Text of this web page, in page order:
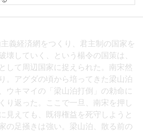
主義経済網をつくり、君主制の国家を
壊していく、という楊令の国策は、
して周辺国家に捉えられた。南宋然
。アグダの頃から培ってきた梁山泊
ウキマイの「梁山泊打倒」の勅命に
り返った。ここで一旦、南宋を押し
見えても、既得権益を死守しようと
の足掻きは強い。梁山泊、散る前の